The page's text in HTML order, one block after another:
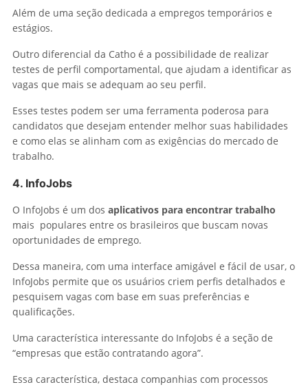
Além de uma seção dedicada a empregos temporários e
estágios.
Outro diferencial da Catho é a possibilidade de realizar
testes de perfil comportamental, que ajudam a identificar as
vagas que mais se adequam ao seu perfil.
Esses testes podem ser uma ferramenta poderosa para
candidatos que desejam entender melhor suas habilidades
e como elas se alinham com as exigências do mercado de
trabalho.
4. InfoJobs
O InfoJobs é um dos aplicativos para encontrar trabalho
mais populares entre os brasileiros que buscam novas
oportunidades de emprego.
Dessa maneira, com uma interface amigável e fácil de usar, o
InfoJobs permite que os usuários criem perfis detalhados e
pesquisem vagas com base em suas preferências e
qualificações.
Uma característica interessante do InfoJobs é a seção de
“empresas que estão contratando agora”.
Essa característica, destaca companhias com processos